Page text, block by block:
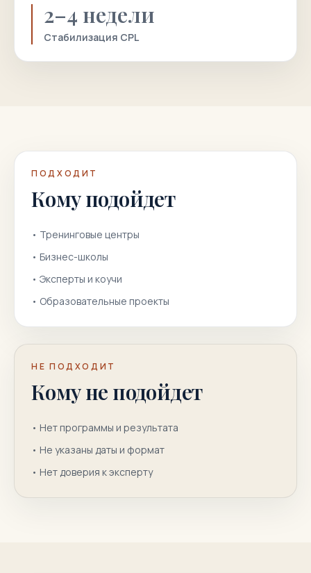
2–4 недели
Стабилизация CPL
ПОДХОДИТ
Кому подойдет
• Тренинговые центры
• Бизнес-школы
• Эксперты и коучи
• Образовательные проекты
НЕ ПОДХОДИТ
Кому не подойдет
• Нет программы и результата
• Не указаны даты и формат
• Нет доверия к эксперту